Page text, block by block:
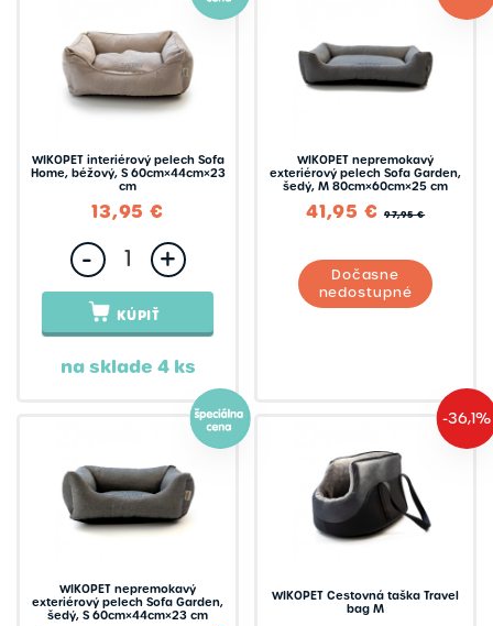
WIKOPET interiérový pelech Sofa
Home, béžový, S 60cm×44cm×23
cm
13,95 €
- +
KÚPIŤ
na sklade 4 ks
WIKOPET nepremokavý
exteriérový pelech Sofa Garden,
šedý, M 80cm×60cm×25 cm
41,95 € 97,95 €
Dočasne
nedostupné
WIKOPET nepremokavý
exteriérový pelech Sofa Garden,
šedý, S 60cm×44cm×23 cm
-36,1%
WIKOPET Cestovná taška Travel
bag M